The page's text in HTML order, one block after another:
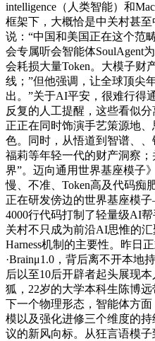
intelligence（人类智能）和
框架下，大概恰是中关村甚
说：“中国和美国正在这个范
会专属听会智能体SoulAgent
会耗损大量Token。大模子财
线；”但他强调，让全球顶尖
出。”关于AI平安，很难行得
反复的人工提醒，这些看似
正正在同时饰演手艺策源地
色。同时，从悟道到智谱、
福莉等年轻一代的财产洞察
界”。迈向通用世界基座模子
慢、不准、Token高及代码痴
正在研发傍边的世界基座模
4000行代码打制了轻量级AI
关村不只成为前沿AI思惟的
Harness机制的主要性。昨日
·Brainμ1.0，背后离不开本地
后以至10后开辟者起头展现
狐，22岁的大学本科生陈博远
下一个物理形态，智能体方
模以及强化进修三个维度的
议的新风向标。从狂言语模